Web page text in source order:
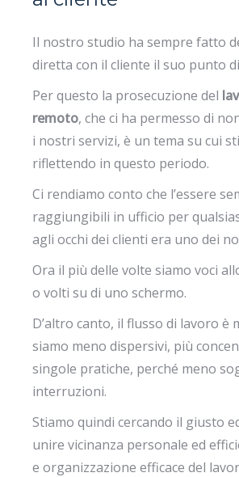
Il nostro studio ha sempre fatto
diretta con il cliente il suo punto
Per questo la prosecuzione del
remoto, che ci ha permesso di
i nostri servizi, è un tema su cui
riflettendo in questo periodo.
Ci rendiamo conto che l’essere
raggiungibili in ufficio per
agli occhi dei clienti era uno dei
Ora il più delle volte siamo voci
o volti su di uno schermo.
D’altro canto, il flusso di lavoro è
siamo meno dispersivi, più
singole pratiche, perché meno
interruzioni.
Stiamo quindi cercando il giusto
unire vicinanza personale ed
e organizzazione efficace del